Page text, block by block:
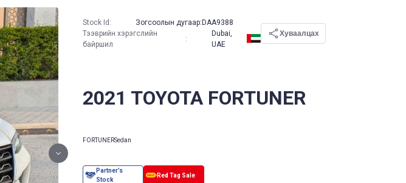
2021 TOYOTA FORTUNER
FORTUNERSedan
Stock Id: Зогсоолын дугаар: DAA9388
Тээврийн хэрэгслийн
байршил
:
Dubai,
UAE
Хуваалцах